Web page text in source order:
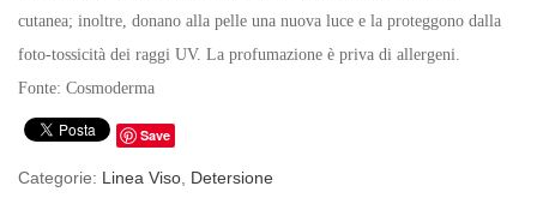
cutanea; inoltre, donano alla pelle una nuova luce e la proteggono dalla
foto-tossicità dei raggi UV. La profumazione è priva di allergeni.
Fonte: Cosmoderma
Save
Categorie: Linea Viso, Detersione